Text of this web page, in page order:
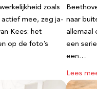
zoals
mee, zeg ja-
Kees: het
op de foto’s
naar
allemaal
een
een…
Lees